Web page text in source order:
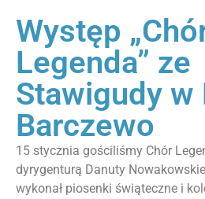
Występ
Legenda” ze
Stawigudy w
Barczewo
15 stycznia gościliśmy Chór
dyrygenturą Danuty
wykonał piosenki świąteczne i